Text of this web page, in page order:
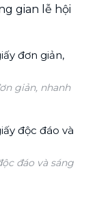
gian lễ hội
giản, nhanh
đáo và sáng